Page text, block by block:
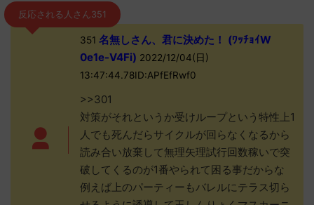
反応される人さん351
351 名無しさん、君に決めた！ (ﾜｯﾁｮｲW
0e1e-V4Fi) 2022/12/04(日)
13:47:44.78ID:APfEfRwf0
>>301
対策がそれというか受けループという特性上1
人でも死んだらサイクルが回らなくなるから
読み合い放棄して無理矢理試行回数稼いで突
破してくるのが1番やられて困る事だからな
例えば上のパーティーもバレルにテラス切ら